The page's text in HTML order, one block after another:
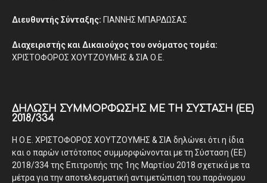
Διευθυντής Σύνταξης: ΓΙΑΝΝΗΣ ΜΠΑΡΔΩΣΑΣ
Διαχειριστής και Δικαιούχος του ονόματος τομέα:
ΧΡΙΣΤΟΦΟΡΟΣ ΧΟΥΤΖΟΥΜΗΣ & ΣΙΑ Ο.Ε.
ΔΉΛΩΣΗ ΣΥΜΜΌΡΦΩΣΗΣ ΜΕ ΤΗ ΣΎΣΤΑΣΗ (ΕΕ)
2018/334
Η Ο.Ε. ΧΡΙΣΤΟΦΟΡΟΣ ΧΟΥΤΖΟΥΜΗΣ & ΣΙΑ δηλώνει ότι η ίδια
και ο παρών ιστότοπος συμμορφώνονται με τη Σύσταση (ΕΕ)
2018/334 της Επιτροπής της 1ης Μαρτίου 2018 σχετικά με τα
μέτρα για την αποτελεσματική αντιμετώπιση του παράνομου